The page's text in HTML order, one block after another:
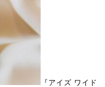
『アイズ ワイド